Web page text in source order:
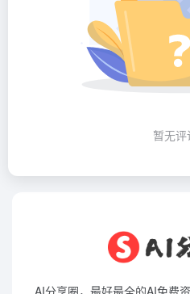
暂无评
AI分享圈，最好最全的AI免费